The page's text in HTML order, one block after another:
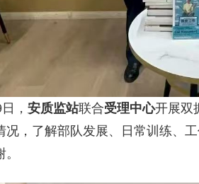
， 安质监站联合受理中心开展双
况，了解部队发展、日常训练、